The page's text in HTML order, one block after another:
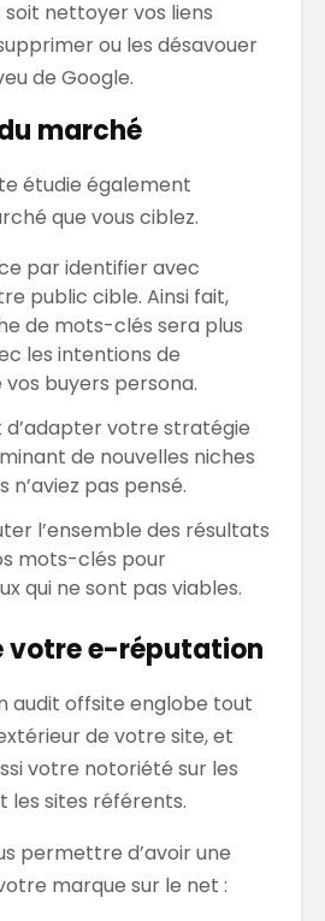
soit nettoyer vos liens
ou les désavouer
de Google.
marché
étudie également
que vous ciblez.
par identifier avec
public cible. Ainsi fait,
de mots-clés sera plus
les intentions de
buyers persona.
d’adapter votre stratégie
de nouvelles niches
n’aviez pas pensé.
l’ensemble des résultats
mots-clés pour
qui ne sont pas viables.
votre e-réputation
audit offsite englobe tout
de votre site, et
votre notoriété sur les
les sites référents.
permettre d’avoir une
marque sur le net :